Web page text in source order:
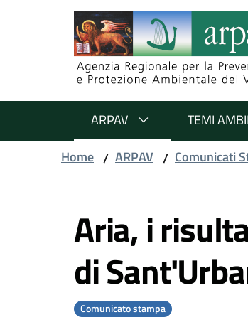
Salta al contenuto
Salta alla navigazione
Salta al footer
ARPAV TEMI
Home / ARPAV / Comunicati
Aria, i
di
Comunicato stampa